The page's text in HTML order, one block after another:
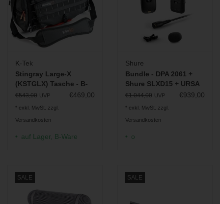
K-Tek
Stingray Large-X
(KSTGLX) Tasche - B-
Ware
€543,00 UVP €469,00
* exkl. MwSt. zzgl.
Versandkosten
auf Lager, B-Ware
Shure
Bundle - DPA 2061 +
Shure SLXD15 + URSA
Minimount Concealer
€1.044,00 UVP €939,00
* exkl. MwSt. zzgl.
Versandkosten
o
SALE SALE